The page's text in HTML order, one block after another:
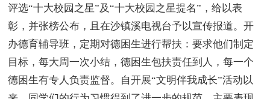
评选“十大校园之星”及“十大校园之星提名”，给以表
彰，并张榜公布，且在沙镇溪电视台予以宣传报道。开
办德育辅导班，定期对德困生进行帮扶：要求他们制定
目标，每大周一次小结，德困生包扶责任到人，每一个
德困生有专人负责监督。自开展“文明伴我成长”活动以